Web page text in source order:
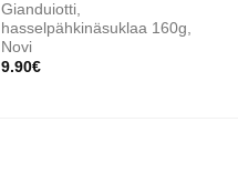
Gianduiotti,
hasselpähkinäsuklaa 160g,
Novi
9.90€